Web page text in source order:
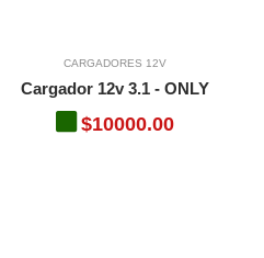
CARGADORES 12V
Cargador 12v 3.1 - ONLY
$10000.00